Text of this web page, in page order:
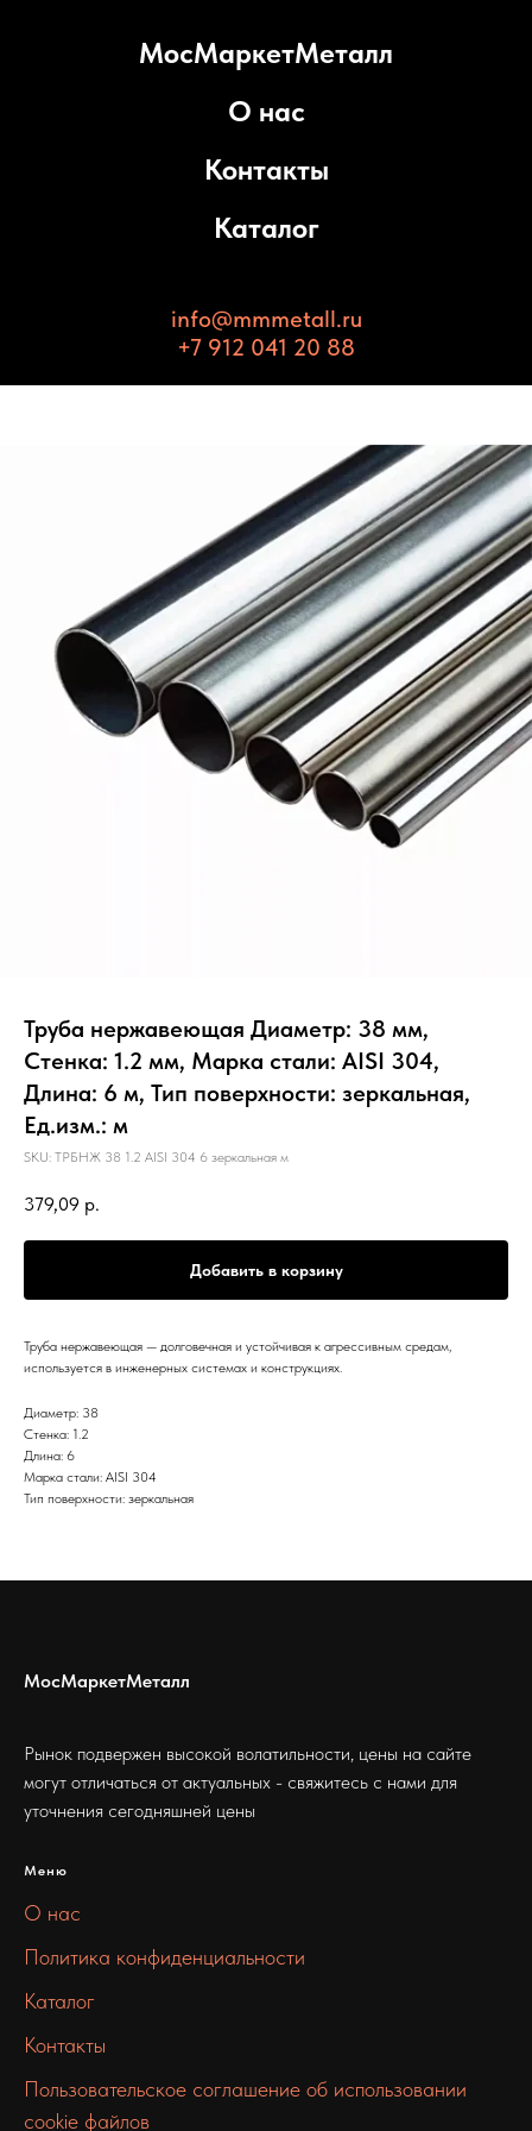
МосМаркетМеталл
О нас
Контакты
Каталог
info@mmmetall.ru
+7 912 041 20 88
Труба нержавеющая Диаметр: 38 мм,
Стенка: 1.2 мм, Марка стали: AISI 304,
Длина: 6 м, Тип поверхности: зеркальная,
Ед.изм.: м
SKU: ТРБНЖ 38 1.2 AISI 304 6 зеркальная м
379,09 р.
Добавить в корзину
Труба нержавеющая — долговечная и устойчивая к агрессивным средам,
используется в инженерных системах и конструкциях.
Диаметр: 38
Стенка: 1.2
Длина: 6
Марка стали: AISI 304
Тип поверхности: зеркальная
МосМаркетМеталл
Рынок подвержен высокой волатильности, цены на сайте
могут отличаться от актуальных - свяжитесь с нами для
уточнения сегодняшней цены
Меню
О нас
Политика конфиденциальности
Каталог
Контакты
Пользовательское соглашение об использовании
cookie файлов